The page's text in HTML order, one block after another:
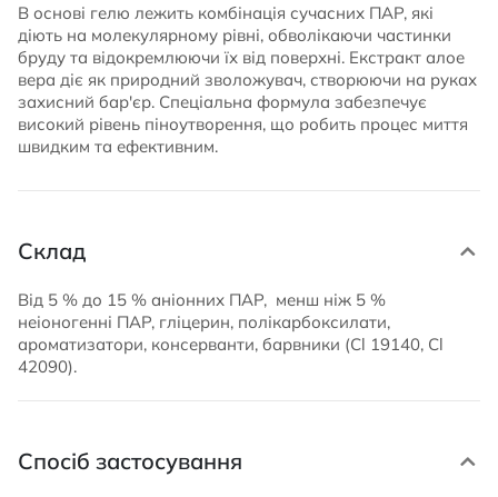
В основі гелю лежить комбінація сучасних ПАР, які
діють на молекулярному рівні, обволікаючи частинки
бруду та відокремлюючи їх від поверхні. Екстракт алое
вера діє як природний зволожувач, створюючи на руках
захисний бар'єр. Спеціальна формула забезпечує
високий рівень піноутворення, що робить процес миття
швидким та ефективним.
Склад
Від 5 % до 15 % аніонних ПАР, менш ніж 5 %
неіоногенні ПАР, гліцерин, полікарбоксилати,
ароматизатори, консерванти, барвники (Cl 19140, Cl
42090).
Спосіб застосування